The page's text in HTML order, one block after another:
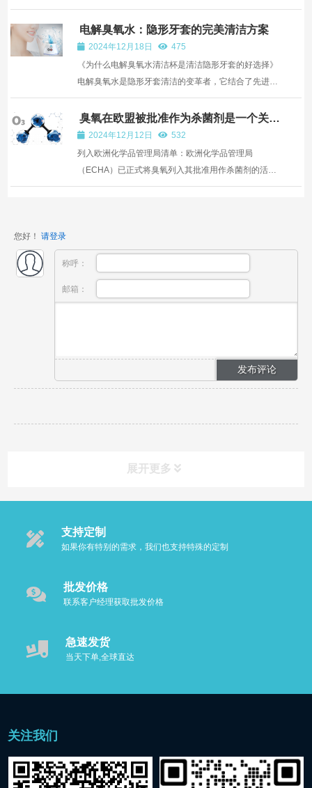
我们在地球上的生存、延续和发展提供着有效的保护，
像一张保护伞在距地面15-25公里的大气层外吸收太阳
的强烈紫外线辐射，为我们提供宜居的生活环境，这就
是由臭...
电解臭氧水：隐形牙套的完美清洁方案
2024年12月18日
475
《为什么电解臭氧水清洁杯是清洁隐形牙套的好选择》
电解臭氧水是隐形牙套清洁的变革者，它结合了先进的
消毒、环境可持续性和便利性。原因如下：《电解臭氧
水的工作原理》 电解臭氧水是通过一种称为阳极电解的
方法产生的，将普通的自来水转化为一种富含活性氧 ...
臭氧在欧盟被批准作为杀菌剂是一个关键
的里程碑
2024年12月12日
532
列入欧洲化学品管理局清单：欧洲化学品管理局
（ECHA）已正式将臭氧列入其批准用作杀菌剂的活性
物质清单。这一决定验证了臭氧的有效性和安全性，允
您好！ 请登录
称呼：
邮箱：
展开更多
支持定制
如果你有特别的需求，我们也支持特殊的定制
批发价格
联系客户经理获取批发价格
急速发货
当天下单,全球直达
关注我们